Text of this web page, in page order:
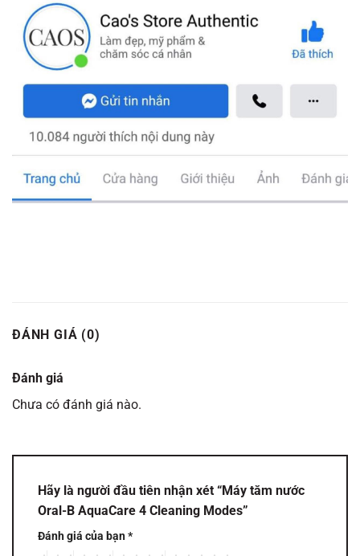
ĐÁNH GIÁ (0)
Đánh giá
Chưa có đánh giá nào.
Hãy là người đầu tiên nhận xét “Máy tăm nước
Oral-B AquaCare 4 Cleaning Modes”
Đánh giá của bạn*